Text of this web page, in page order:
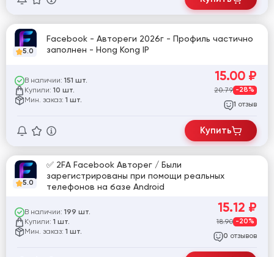
5.0
Facebook - Автореги 2026г - Профиль частично
заполнен - Hong Kong IP
В наличии: 151 шт.
Купили: 10 шт.
Мин. заказ: 1 шт.
15.00 ₽
20.79 -28%
1 отзыв
Купить
5.0
✅ 2FA Facebook Авторег / Были
зарегистрированы при помощи реальных
телефонов на базе Android
В наличии: 199 шт.
Купили: 1 шт.
Мин. заказ: 1 шт.
15.12 ₽
18.90 -20%
0 отзывов